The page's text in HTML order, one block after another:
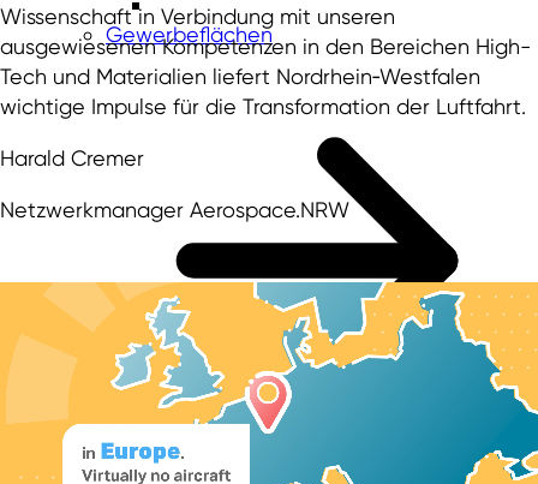
Gewerbeflächen
Wissenschaft in Verbindung mit unseren
ausgewiesenen Kompetenzen in den Bereichen High-
Tech und Materialien liefert Nordrhein‑Westfalen
wichtige Impulse für die Transformation der Luftfahrt.
Harald Cremer
Netzwerkmanager Aerospace.NRW